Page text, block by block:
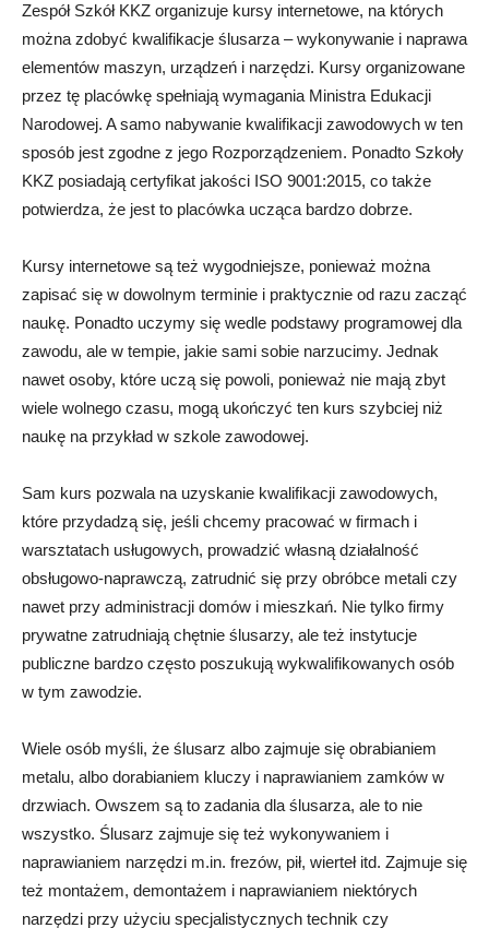
Zespół Szkół KKZ organizuje kursy internetowe, na których
można zdobyć kwalifikacje ślusarza – wykonywanie i naprawa
elementów maszyn, urządzeń i narzędzi. Kursy organizowane
przez tę placówkę spełniają wymagania Ministra Edukacji
Narodowej. A samo nabywanie kwalifikacji zawodowych w ten
sposób jest zgodne z jego Rozporządzeniem. Ponadto Szkoły
KKZ posiadają certyfikat jakości ISO 9001:2015, co także
potwierdza, że jest to placówka ucząca bardzo dobrze.
Kursy internetowe są też wygodniejsze, ponieważ można
zapisać się w dowolnym terminie i praktycznie od razu zacząć
naukę. Ponadto uczymy się wedle podstawy programowej dla
zawodu, ale w tempie, jakie sami sobie narzucimy. Jednak
nawet osoby, które uczą się powoli, ponieważ nie mają zbyt
wiele wolnego czasu, mogą ukończyć ten kurs szybciej niż
naukę na przykład w szkole zawodowej.
Sam kurs pozwala na uzyskanie kwalifikacji zawodowych,
które przydadzą się, jeśli chcemy pracować w firmach i
warsztatach usługowych, prowadzić własną działalność
obsługowo-naprawczą, zatrudnić się przy obróbce metali czy
nawet przy administracji domów i mieszkań. Nie tylko firmy
prywatne zatrudniają chętnie ślusarzy, ale też instytucje
publiczne bardzo często poszukują wykwalifikowanych osób
w tym zawodzie.
Wiele osób myśli, że ślusarz albo zajmuje się obrabianiem
metalu, albo dorabianiem kluczy i naprawianiem zamków w
drzwiach. Owszem są to zadania dla ślusarza, ale to nie
wszystko. Ślusarz zajmuje się też wykonywaniem i
naprawianiem narzędzi m.in. frezów, pił, wierteł itd. Zajmuje się
też montażem, demontażem i naprawianiem niektórych
narzędzi przy użyciu specjalistycznych technik czy